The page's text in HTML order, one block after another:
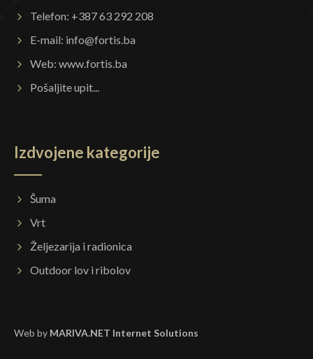
Telefon: +387 63 292 208
E-mail: info@fortis.ba
Web: www.fortis.ba
Pošaljite upit...
Izdvojene kategorije
Šuma
Vrt
Željezarija i radionica
Outdoor lov i ribolov
Web by MARIVA.NET Internet Solutions